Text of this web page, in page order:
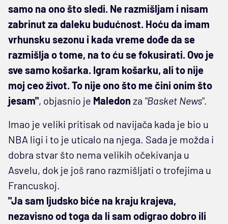
samo na ono što sledi. Ne razmišljam i nisam
zabrinut za daleku budućnost. Hoću da imam
vrhunsku sezonu i kada vreme dođe da se
razmišlja o tome, na to ću se fokusirati. Ovo je
sve samo košarka. Igram košarku, ali to nije
moj ceo život. To nije ono što me čini onim što
jesam", objasnio je Maledon za "Basket News".
Imao je veliki pritisak od navijača kada je bio u
NBA ligi i to je uticalo na njega. Sada je možda i
dobra stvar što nema velikih očekivanja u
Asvelu, dok je još rano razmišljati o trofejima u
Francuskoj.
"Ja sam ljudsko biće na kraju krajeva,
nezavisno od toga da li sam odigrao dobro ili